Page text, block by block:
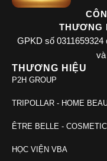
THƯƠNG
GPKD số
THƯƠNG HIỆU
P2H GROUP
TRIPOLLAR - HOME
ÊTRE BELLE -
HỌC VIỆN VBA